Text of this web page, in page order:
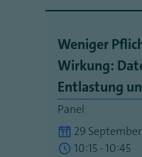
Weniger
Wirkung:
Entlastung
Panel
29
10:15 - 10:45